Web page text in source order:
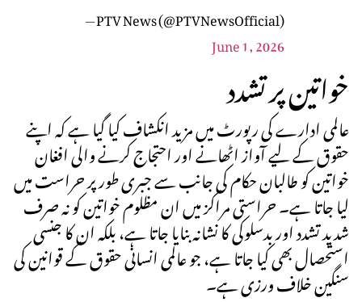
— PTV News (@PTVNewsOfficial)
June 1, 2026
خواتین پر تشدد
عالمی ادارے کی رپورٹ میں مزید انکشاف کیا گیا ہے کہ اپنے
حقوق کے لیے آواز اٹھانے اور احتجاج کرنے والی افغان
خواتین کو طالبان حکام کی جانب سے جبری طور پر حراست میں
لیا جاتا ہے۔ حراستی مراکز میں ان مظلوم خواتین کو نہ صرف
شدید تشدد اور بدسلوکی کا نشانہ بنایا جاتا ہے، بلکہ ان کا جنسی
استحصال بھی کیا جاتا ہے، جو عالمی انسانی حقوق کے قوانین کی
سنگین خلاف ورزی ہے۔